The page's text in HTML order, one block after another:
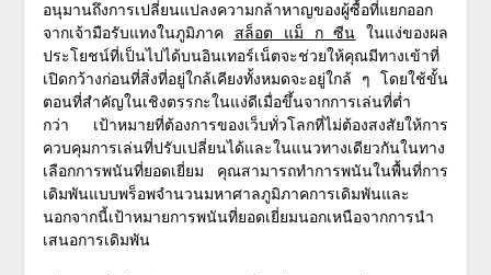
อนุมานถึงการเปลี่ยนแปลงความกล้าหาญของผู้ซื้อที่แยกออก
จากเจ้ามือรับแทงในภูมิภาค สล็อต แม็ ก ซีน ในแง่ของผล
ประโยชน์ที่เป็นไปได้บนอินเทอร์เน็ตจะช่วยให้คุณมีทางเข้าที่
เปิดกว้างก่อนที่สิ่งที่อยู่ใกล้เคียงทั้งหมดจะอยู่ใกล้ ๆ โดยใช้ขั้น
ตอนที่สำคัญในเชิงตรรกะในแง่ดีเมื่อขึ้นจากการเล่นที่ต่ำ
กว่า เป้าหมายที่ต้องการของเว็บทั่วโลกที่ไม่ต้องสงสัยให้การ
ควบคุมการเล่นที่ปรับเปลี่ยนได้และในแนวทางเดียวกันในทาง
เลือกการพนันที่ยอดเยี่ยม คุณสามารถทำการพนันในพื้นที่การ
เดิมพันแบบพร็อพจำนวนมหาศาลภูมิภาคการเดิมพันและ
นอกจากนี้เป้าหมายการพนันที่ยอดเยี่ยมนอกเหนือจากการนำ
เสนอการเดิมพัน